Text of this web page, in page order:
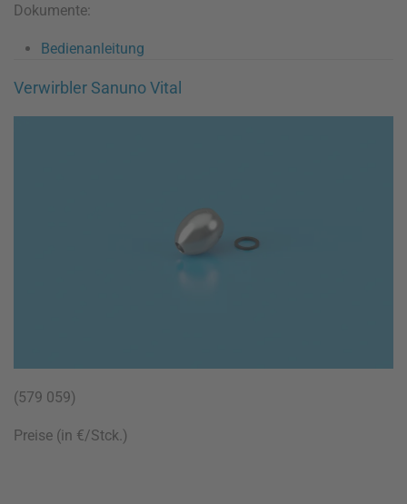
Dokumente:
Bedienanleitung
Verwirbler Sanuno Vital
(579 059)
Preise (in €/Stck.)